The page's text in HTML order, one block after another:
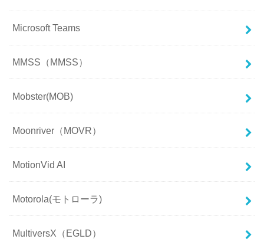
Microsoft Teams
MMSS（MMSS）
Mobster(MOB)
Moonriver（MOVR）
MotionVid AI
Motorola(モトローラ)
MultiversX（EGLD）